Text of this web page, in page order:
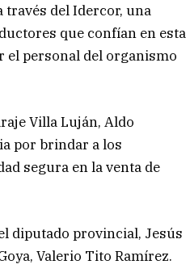
través del Idercor, una
que confían en esta
el personal del organismo
Villa Luján, Aldo
por brindar a los
segura en la venta de
diputado provincial, Jesús
Valerio Tito Ramírez.